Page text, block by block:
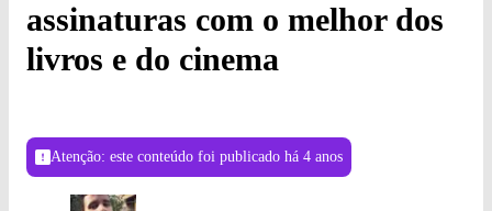
assinaturas com o melhor dos
livros e do cinema
Atenção: este conteúdo foi publicado há 4 anos